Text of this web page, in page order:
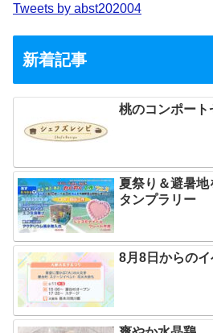
Tweets by abst202004
新着記事
桃のコンポート
夏祭り＆避暑地
タンプラリー
8月8日からの